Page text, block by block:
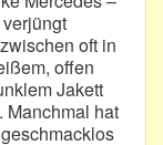
oft in
offen
Jakett
Manchmal hat